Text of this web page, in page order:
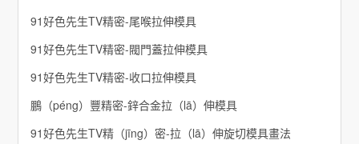
91好色先生TV精密-尾喉拉伸模具
91好色先生TV精密-閥門蓋拉伸模具
91好色先生TV精密-收口拉伸模具
鵬（péng）豐精密-鋅合金拉（lā）伸模具
91好色先生TV精（jīng）密-拉（lā）伸旋切模具畫法